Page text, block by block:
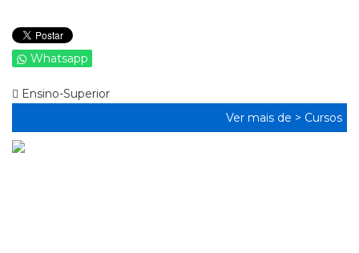
Whatsapp
Ensino-Superior
Ver mais de > Cursos